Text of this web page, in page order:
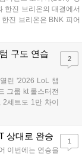
한진 브리온의 대결에서
진 브리온은 BNK 피어
트, 한진 브리온이 '로머'
구도 연습
린 '2026 LoL 챔
그룹 kt 롤스터전
세트도 1만 차이
적인 경기력을 선
2
상대로 완승
이번에는 연승을
1